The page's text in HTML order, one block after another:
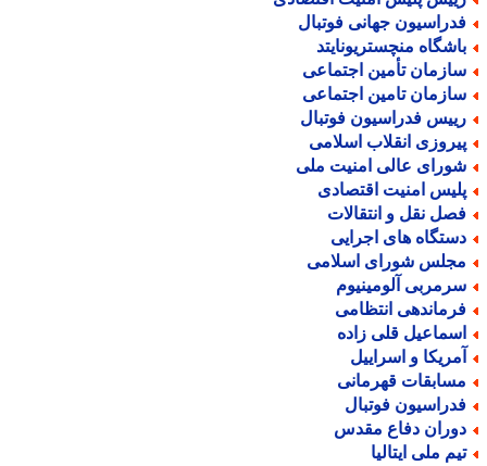
جهانی فوتبال
منچستریونایتد
تأمین اجتماعی
تامین اجتماعی
فدراسیون فوتبال
انقلاب اسلامی
عالی امنیت ملی
امنیت اقتصادی
نقل و انتقالات
های اجرایی
شورای اسلامی
آلومینیوم
انتظامی
قلی زاده
و اسراییل
قهرمانی
فوتبال
دفاع مقدس
ملی ایتالیا